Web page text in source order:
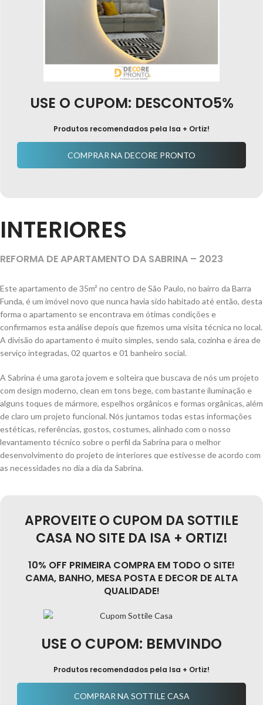
USE O CUPOM: DESCONTO5%
Produtos recomendados pela Isa + Ortiz!
COMPRAR NA DECORE PRONTO
INTERIORES
REFORMA DE APARTAMENTO DA SABRINA – 2023
Este apartamento de 35m² no centro de São Paulo, no bairro da Barra
Funda, é um imóvel novo que nunca havia sido habitado até então, desta
forma o apartamento se encontrava em ótimas condições e
confirmamos esta análise depois que fizemos uma visita técnica no local.
A divisão do apartamento é muito simples, sendo sala, cozinha e área de
serviço integradas, 02 quartos e 01 banheiro social.
A Sabrina é uma garota jovem e solteira que buscava de nós um projeto
com design moderno, clean em tons bege, com bastante iluminação e
alguns toques de mármore, espelhos orgânicos e formas orgânicas, além
de claro um projeto funcional. Nós juntamos todas estas informações
estéticas, referências, gostos, costumes, alinhado com o nosso
levantamento técnico sobre o perfil da Sabrina para o melhor
desenvolvimento do projeto de interiores que estivesse de acordo com
as necessidades no dia a dia da Sabrina.
APROVEITE O CUPOM DA SOTTILE
CASA NO SITE DA ISA + ORTIZ!
10% OFF PRIMEIRA COMPRA EM TODO O SITE!
CAMA, BANHO, MESA POSTA E DECOR DE ALTA
QUALIDADE!
USE O CUPOM: BEMVINDO
Produtos recomendados pela Isa + Ortiz!
COMPRAR NA SOTTILE CASA